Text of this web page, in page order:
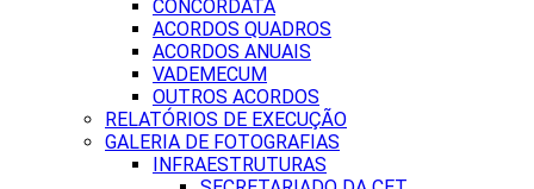
CONCORDATA
ACORDOS QUADROS
ACORDOS ANUAIS
VADEMECUM
OUTROS ACORDOS
RELATÓRIOS DE EXECUÇÃO
GALERIA DE FOTOGRAFIAS
INFRAESTRUTURAS